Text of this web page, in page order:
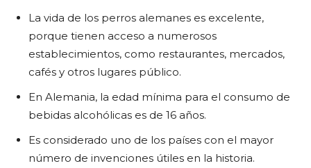
La vida de los perros alemanes es excelente,
porque tienen acceso a numerosos
establecimientos, como restaurantes, mercados,
cafés y otros lugares público.
En Alemania, la edad mínima para el consumo de
bebidas alcohólicas es de 16 años.
Es considerado uno de los países con el mayor
número de invenciones útiles en la historia.